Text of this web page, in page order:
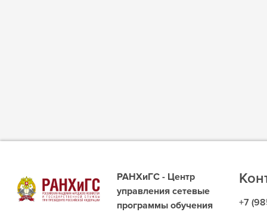
РАНХиГС - Центр
управления сетевые
программы обучения
+7